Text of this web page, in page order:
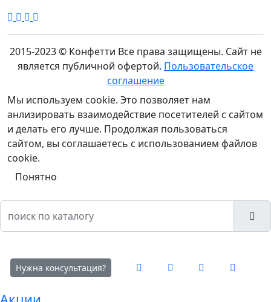
2015-2023 © Конфетти Все права защищены. Сайт не
является публичной офертой. Пользовательское
соглашение
Мы используем cookie. Это позволяет нам
анлизировать взаимодействие посетителей с сайтом
и делать его лучше. Продолжая пользоваться
сайтом, вы соглашаетесь с использованием файлов
cookie.
Понятно
Нужна консультация?